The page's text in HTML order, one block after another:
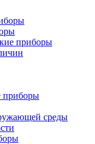
приборы
приборы
среды